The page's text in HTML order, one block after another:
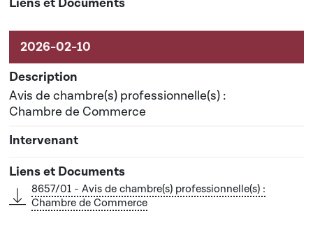
Avis de chambre(s) professionnelle(s) :
Chambre de Commerce
8657/01 - Avis de chambre(s) professionnelle(s) :
Chambre de Commerce